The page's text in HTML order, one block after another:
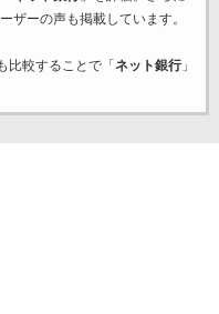
ザーの声も掲載しています。
比較することで「 ネット銀行」